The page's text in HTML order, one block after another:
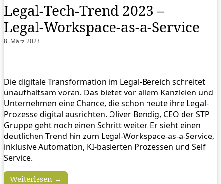
Legal-Tech-Trend 2023 –
Legal-Workspace-as-a-Service
8. März 2023
Die digitale Transformation im Legal-Bereich schreitet
unaufhaltsam voran. Das bietet vor allem Kanzleien und
Unternehmen eine Chance, die schon heute ihre Legal-
Prozesse digital ausrichten. Oliver Bendig, CEO der STP
Gruppe geht noch einen Schritt weiter. Er sieht einen
deutlichen Trend hin zum Legal-Workspace-as-a-Service,
inklusive Automation, KI-basierten Prozessen und Self
Service.
Weiterlesen →